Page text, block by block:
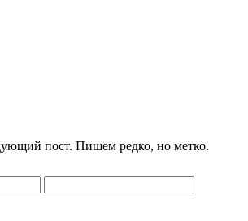
пост. Пишем редко, но метко.